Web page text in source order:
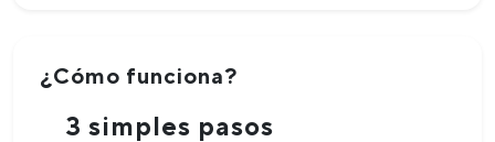
¿Cómo funciona?
3 simples pasos